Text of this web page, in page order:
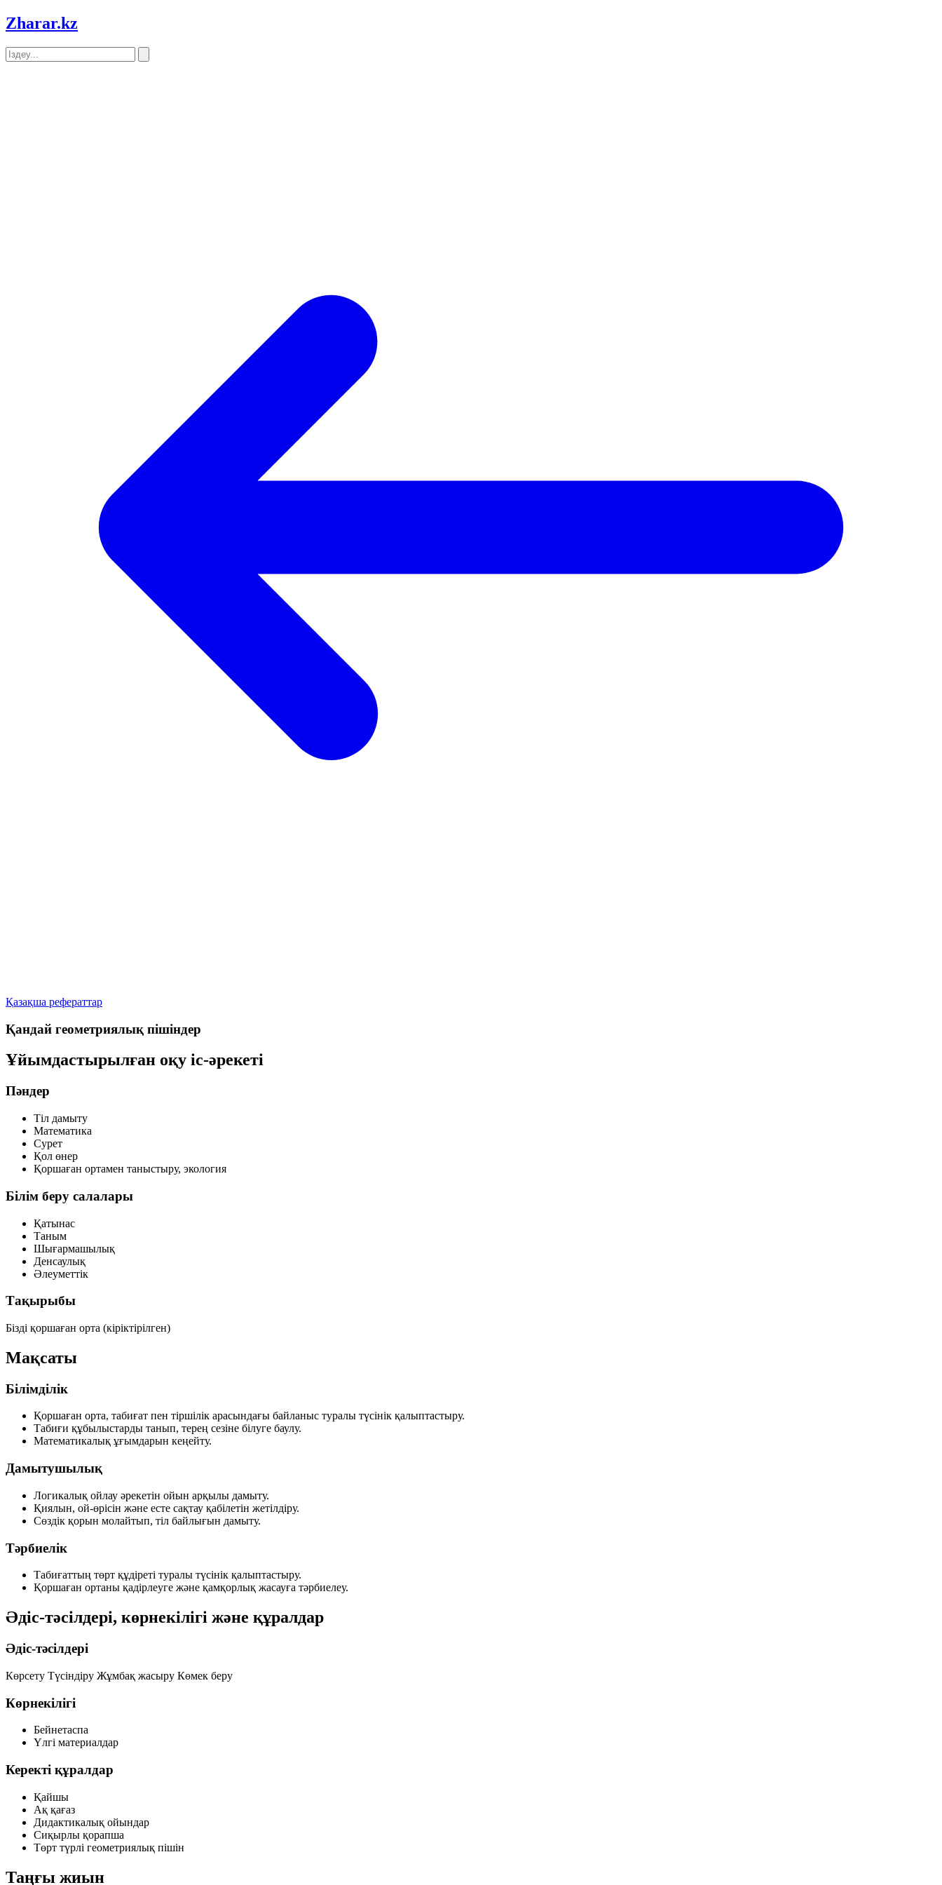
Zharar.kz
Қазақша рефераттар
Қандай геометриялық пішіндер
Ұйымдастырылған оқу іс-әрекеті
Пәндер
Тіл дамыту
Математика
Сурет
Қол өнер
Қоршаған ортамен таныстыру, экология
Білім беру салалары
Қатынас
Таным
Шығармашылық
Денсаулық
Әлеуметтік
Тақырыбы
Бізді қоршаған орта (кіріктірілген)
Мақсаты
Білімділік
Қоршаған орта, табиғат пен тіршілік арасындағы байланыс туралы түсінік қалыптастыру.
Табиғи құбылыстарды танып, терең сезіне білуге баулу.
Математикалық ұғымдарын кеңейту.
Дамытушылық
Логикалық ойлау әрекетін ойын арқылы дамыту.
Қиялын, ой-өрісін және есте сақтау қабілетін жетілдіру.
Сөздік қорын молайтып, тіл байлығын дамыту.
Тәрбиелік
Табиғаттың төрт құдіреті туралы түсінік қалыптастыру.
Қоршаған ортаны қадірлеуге және қамқорлық жасауға тәрбиелеу.
Әдіс-тәсілдері, көрнекілігі және құралдар
Әдіс-тәсілдері
Көрсету Түсіндіру Жұмбақ жасыру Көмек беру
Көрнекілігі
Бейнетаспа
Үлгі материалдар
Керекті құралдар
Қайшы
Ақ қағаз
Дидактикалық ойындар
Сиқырлы қорапша
Төрт түрлі геометриялық пішін
Таңғы жиын